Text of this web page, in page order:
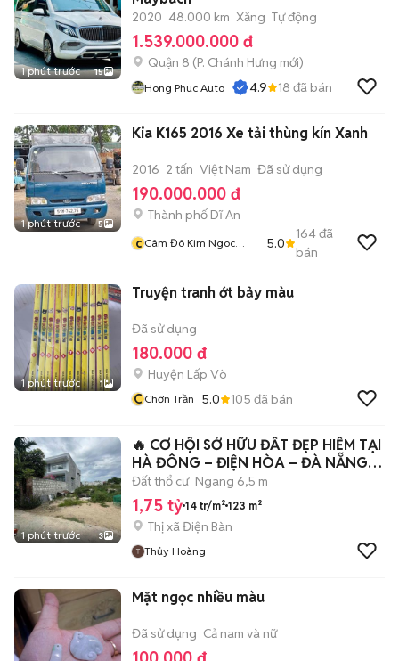
1 phút trước 15
2020 48.000 km Xăng Tự động
1.539.000.000 đ
Quận 8 (P. Chánh Hưng mới)
Hong Phuc Auto 4.9 18 đã bán
1 phút trước 5
Kia K165 2016 Xe tải thùng kín Xanh
2016 2 tấn Việt Nam Đã sử dụng
190.000.000 đ
Thành phố Dĩ An
c Câm Đô Kim Ngoc
5.0
164đã
bán
1 phút trước 1
Truyện tranh ớt bảy màu
Đã sử dụng
180.000 đ
Huyện Lấp Vò
CChơn Trần 5.0 105 đã bán
1 phút trước 3
🔥 CƠ HỘI SỞ HỮU ĐẤT ĐẸP HIẾM TẠI
HÀ ĐÔNG – ĐIỆN HÒA – ĐÀ NẴNG
🔥 ⸻ 📍
Đất thổ cư Ngang 6,5 m
1,75 tỷ 14 tr/m² 123 m²
Thị xã Điện Bàn
Thủy Hoàng
Mặt ngọc nhiều màu
Đã sử dụng Cả nam và nữ